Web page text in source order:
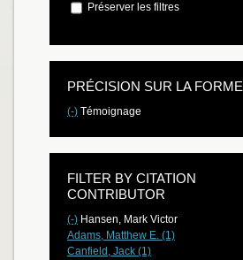
Préserver les filtres
PRÉCISION SUR LA FORME
(-) Témoignage
FILTER BY CITATION
CONTRIBUTOR
(-) Hansen, Mark Victor
Adams, Matthew E. (1)
Canfield, Jack (1)